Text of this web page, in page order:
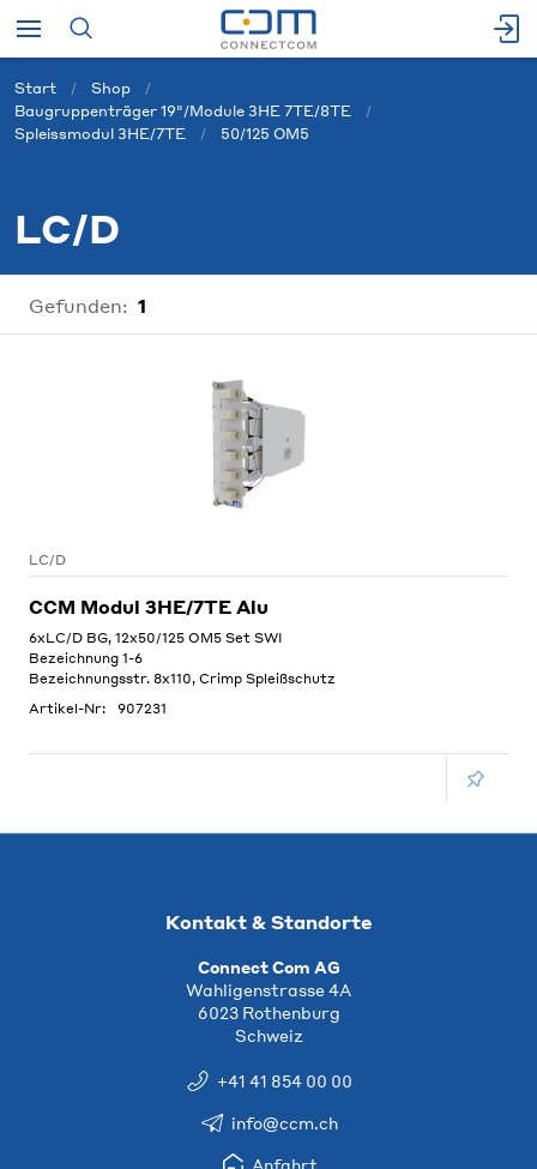
Start
Shop
Baugruppenträger 19"/Module 3HE 7TE/8TE
Spleissmodul 3HE/7TE
50/125 OM5
LC/D
Gefunden: 1
LC/D
CCM Modul 3HE/7TE Alu
6xLC/D BG, 12x50/125 OM5 Set SWI
Bezeichnung 1-6
Bezeichnungsstr. 8x110, Crimp Spleißschutz
Artikel-Nr:
907231
Kontakt & Standorte
Connect Com AG
Wahligenstrasse 4A
6023 Rothenburg
Schweiz
+41 41 854 00 00
info@ccm.ch
Anfahrt